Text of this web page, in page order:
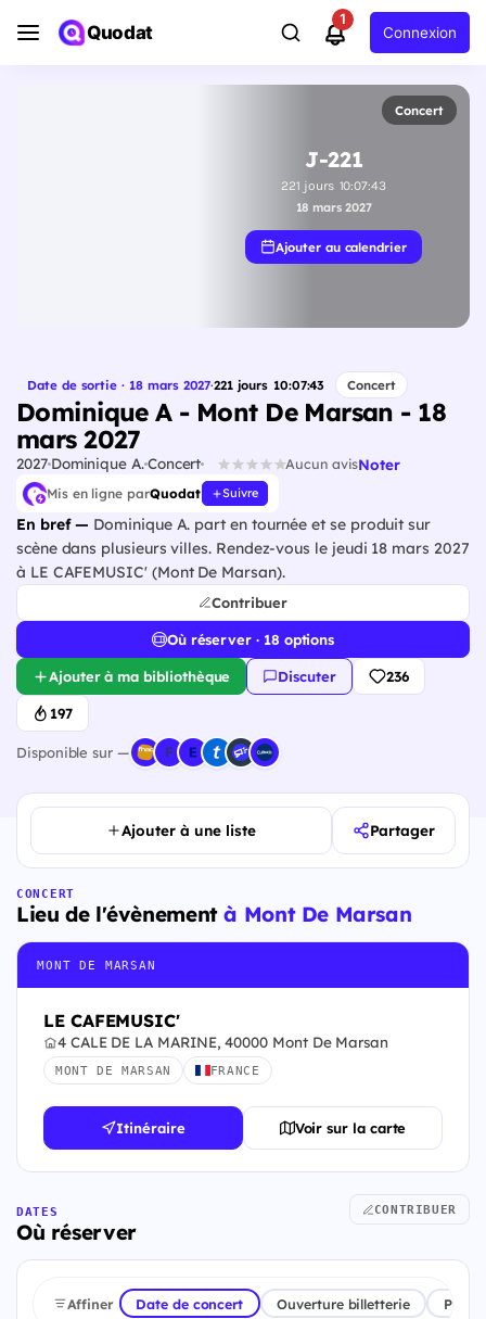
Quodat
1
Connexion
Concert
J-221
221 jours 10:07:42
18 mars 2027
Ajouter au calendrier
Date de sortie · 18 mars 2027·221 jours 10:07:42 Concert
Dominique A - Mont De Marsan - 18
mars 2027
2027Dominique A.Concert Aucun avisNoter
Mis en ligne parQuodat Suivre
En bref — Dominique A. part en tournée et se produit sur
scène dans plusieurs villes. Rendez-vous le jeudi 18 mars 2027
à LE CAFEMUSIC' (Mont De Marsan).
Contribuer
Où réserver · 18 options
Ajouter à ma bibliothèque Discuter 236
197
Disponible sur —
Ajouter à une liste Partager
CONCERT
Lieu de l'évènementà Mont De Marsan
MONT DE MARSAN
LE CAFEMUSIC'
4 CALE DE LA MARINE, 40000 Mont De Marsan
MONT DE MARSAN FRANCE
Itinéraire Voir sur la carte
DATES
Où réserver
CONTRIBUER
Affiner Date de concert Ouverture billetterie